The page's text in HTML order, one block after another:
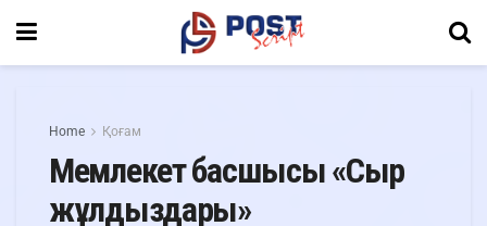
Home Қоғам
Мемлекет басшысы «Сыр
жұлдыздары»